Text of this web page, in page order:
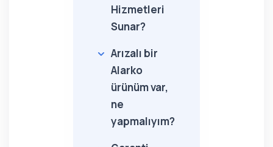
Hizmetleri
Sunar?
Arızalı bir
Alarko
ürünüm var,
ne
yapmalıyım?